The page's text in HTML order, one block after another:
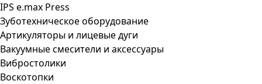
IPS e.max Press
Зуботехническое оборудование
Артикуляторы и лицевые дуги
Вакуумные смесители и аксессуары
Вибростолики
Воскотопки